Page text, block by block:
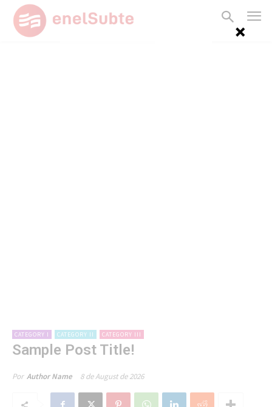
CATEGORY I CATEGORY II CATEGORY III
Sample Post Title!
Por Author Name 8 de August de 2026